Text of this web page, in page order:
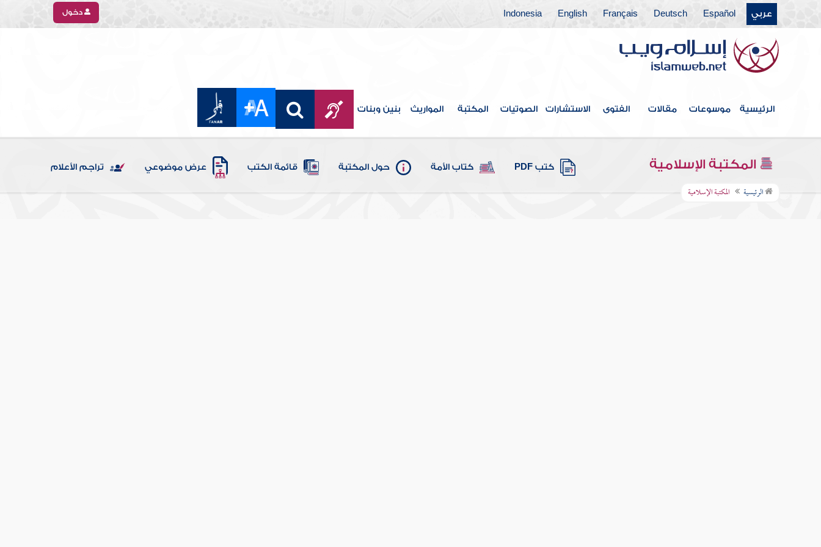
عربي Español
Deutsch
Français
English
Indonesia دخول
الرئيسية موسوعات مقالات الفتوى الاستشارات الصوتيات المكتبة المواريث بنين وبنات
المكتبة الإسلامية كتب PDF كتاب الأمة حول المكتبة قائمة الكتب عرض موضوعي تراجم الأعلام
الرئيسية المكتبة الإسلامية